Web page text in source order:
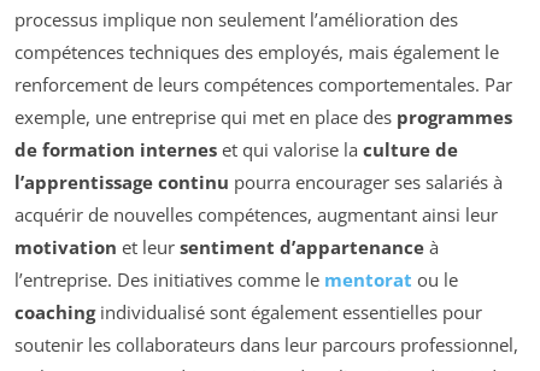
processus implique non seulement l’amélioration des
compétences techniques des employés, mais également le
renforcement de leurs compétences comportementales. Par
exemple, une entreprise qui met en place des programmes
de formation internes et qui valorise la culture de
l’apprentissage continu pourra encourager ses salariés à
acquérir de nouvelles compétences, augmentant ainsi leur
motivation et leur sentiment d’appartenance à
l’entreprise. Des initiatives comme le mentorat ou le
coachingindividualisé sont également essentielles pour
soutenir les collaborateurs dans leur parcours professionnel,